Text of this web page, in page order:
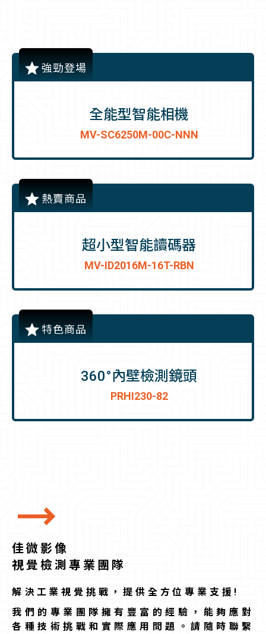
強勁登場
全能型智能相機
MV-SC6250M-00C-NNN
熱賣商品
超小型智能讀碼器
MV-ID2016M-16T-RBN
特色商品
360°內壁檢測鏡頭
PRHI230-82
佳微影像
視覺檢測專業團隊
解決工業視覺挑戰，提供全方位專業支援!
我們的專業團隊擁有豐富的經驗，能夠應對
各種技術挑戰和實際應用問題。請隨時聯繫